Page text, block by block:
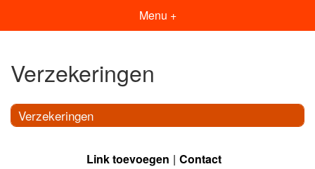
Menu +
Verzekeringen
Verzekeringen
Link toevoegen Contact